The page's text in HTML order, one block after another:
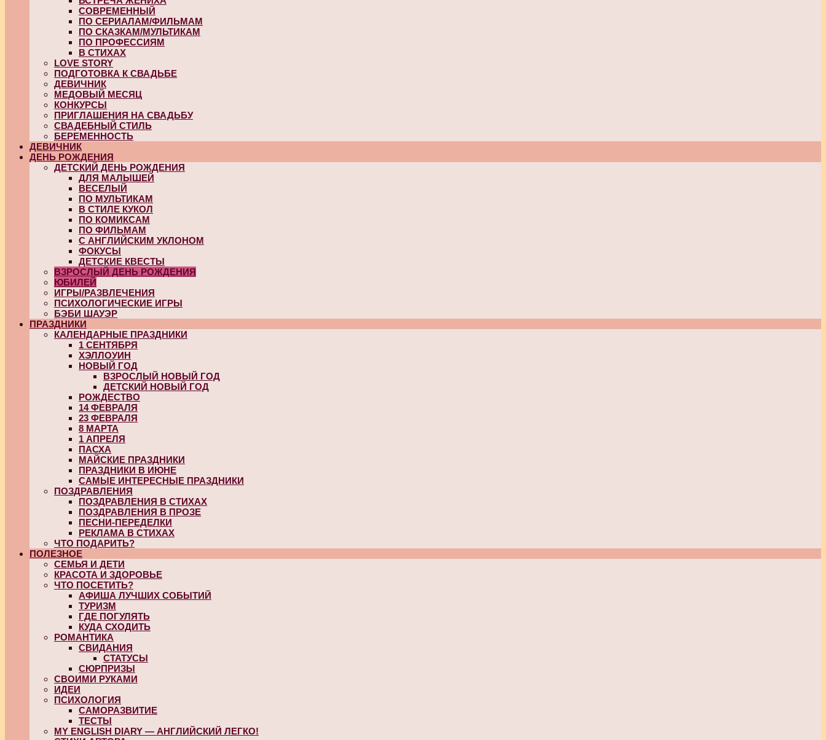
СОВРЕМЕННЫЙ
ПО СЕРИАЛАМ/ФИЛЬМАМ
ПО СКАЗКАМ/МУЛЬТИКАМ
ПО ПРОФЕССИЯМ
В СТИХАХ
LOVE STORY
ПОДГОТОВКА К СВАДЬБЕ
ДЕВИЧНИК
МЕДОВЫЙ МЕСЯЦ
КОНКУРСЫ
ПРИГЛАШЕНИЯ НА СВАДЬБУ
СВАДЕБНЫЙ СТИЛЬ
БЕРЕМЕННОСТЬ
ДЕВИЧНИК
ДЕНЬ РОЖДЕНИЯ
ДЕТСКИЙ ДЕНЬ РОЖДЕНИЯ
ДЛЯ МАЛЫШЕЙ
ВЕСЕЛЫЙ
ПО МУЛЬТИКАМ
В СТИЛЕ КУКОЛ
ПО КОМИКСАМ
ПО ФИЛЬМАМ
С АНГЛИЙСКИМ УКЛОНОМ
ФОКУСЫ
ДЕТСКИЕ КВЕСТЫ
ВЗРОСЛЫЙ ДЕНЬ РОЖДЕНИЯ
ЮБИЛЕЙ
ИГРЫ/РАЗВЛЕЧЕНИЯ
ПСИХОЛОГИЧЕСКИЕ ИГРЫ
БЭБИ ШАУЭР
ПРАЗДНИКИ
КАЛЕНДАРНЫЕ ПРАЗДНИКИ
1 СЕНТЯБРЯ
ХЭЛЛОУИН
НОВЫЙ ГОД
ВЗРОСЛЫЙ НОВЫЙ ГОД
ДЕТСКИЙ НОВЫЙ ГОД
РОЖДЕСТВО
14 ФЕВРАЛЯ
23 ФЕВРАЛЯ
8 МАРТА
1 АПРЕЛЯ
ПАСХА
МАЙСКИЕ ПРАЗДНИКИ
ПРАЗДНИКИ В ИЮНЕ
САМЫЕ ИНТЕРЕСНЫЕ ПРАЗДНИКИ
ПОЗДРАВЛЕНИЯ
ПОЗДРАВЛЕНИЯ В СТИХАХ
ПОЗДРАВЛЕНИЯ В ПРОЗЕ
ПЕСНИ-ПЕРЕДЕЛКИ
РЕКЛАМА В СТИХАХ
ЧТО ПОДАРИТЬ?
ПОЛЕЗНОЕ
СЕМЬЯ И ДЕТИ
КРАСОТА И ЗДОРОВЬЕ
ЧТО ПОСЕТИТЬ?
АФИША ЛУЧШИХ СОБЫТИЙ
ТУРИЗМ
ГДЕ ПОГУЛЯТЬ
КУДА СХОДИТЬ
РОМАНТИКА
СВИДАНИЯ
СТАТУСЫ
СЮРПРИЗЫ
СВОИМИ РУКАМИ
ИДЕИ
ПСИХОЛОГИЯ
САМОРАЗВИТИЕ
ТЕСТЫ
MY ENGLISH DIARY — АНГЛИЙСКИЙ ЛЕГКО!